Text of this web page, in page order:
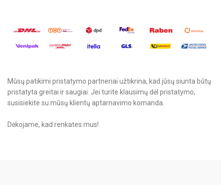
Mūsų patikimi pristatymo partneriai užtikrina, kad jūsų siunta būtų
pristatyta greitai ir saugiai. Jei turite klausimų dėl pristatymo,
susisiekite su mūsų klientų aptarnavimo komanda.
Dėkojame, kad renkates mus!